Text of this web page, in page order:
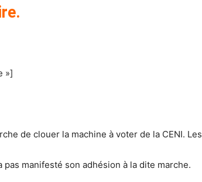
»]
de clouer la machine à voter de la CENI. Les
pas manifesté son adhésion à la dite marche.